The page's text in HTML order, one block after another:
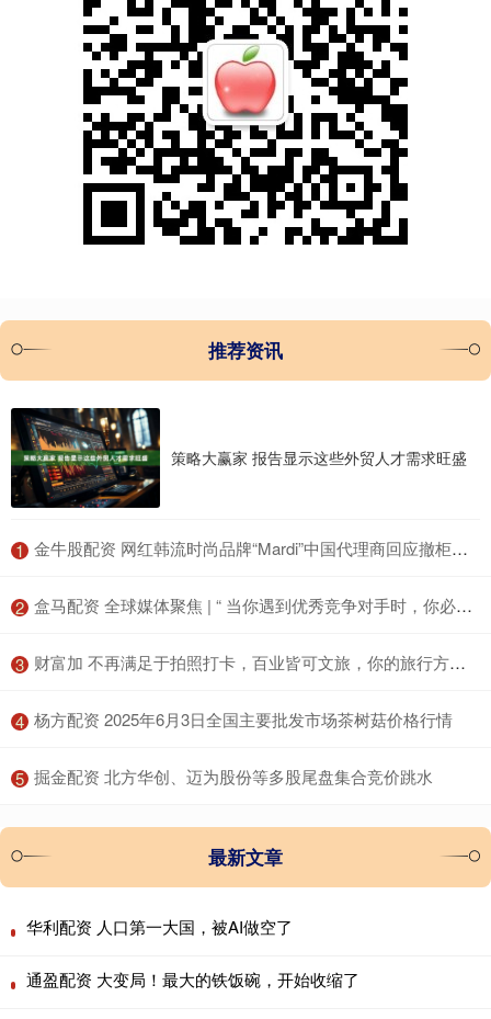
推荐资讯
策略大赢家 报告显示这些外贸人才需求旺盛
1 ​金牛股配资 网红韩流时尚品牌“Mardi”中国代理商回应撤柜：将把更多资源投入新品牌
2 ​盒马配资 全球媒体聚焦 | “ 当你遇到优秀竞争对手时，你必须做得更好”
3 ​财富加 不再满足于拍照打卡，百业皆可文旅，你的旅行方式该升级了
4 ​杨方配资 2025年6月3日全国主要批发市场茶树菇价格行情
5 ​掘金配资 北方华创、迈为股份等多股尾盘集合竞价跳水
最新文章
华利配资 人口第一大国，被AI做空了
通盈配资 大变局！最大的铁饭碗，开始收缩了